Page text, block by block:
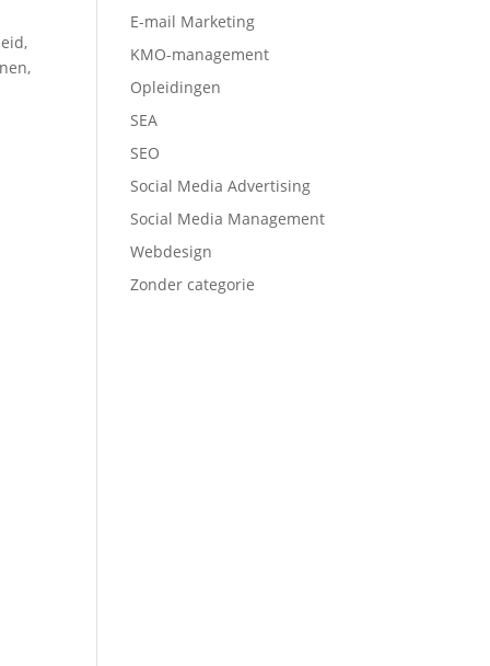
E-mail Marketing
KMO-management
Opleidingen
SEA
SEO
Social Media Advertising
Social Media Management
Webdesign
Zonder categorie